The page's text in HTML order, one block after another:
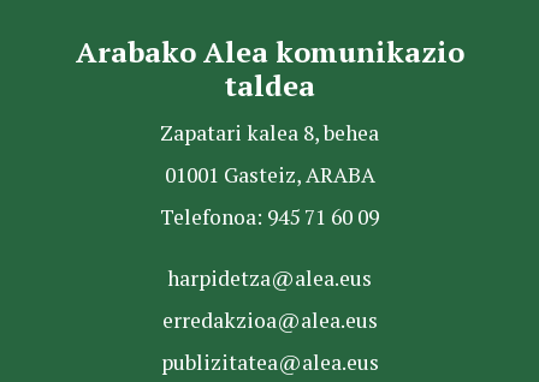
Arabako Alea komunikazio
taldea
Zapatari kalea 8, behea
01001 Gasteiz, ARABA
Telefonoa: 945 71 60 09
harpidetza@alea.eus
erredakzioa@alea.eus
publizitatea@alea.eus